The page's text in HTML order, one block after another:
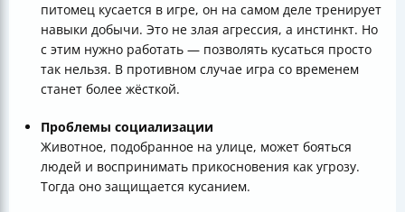
питомец кусается в игре, он на самом деле тренирует
навыки добычи. Это не злая агрессия, а инстинкт. Но
с этим нужно работать — позволять кусаться просто
так нельзя. В противном случае игра со временем
станет более жёсткой.
Проблемы социализации
Животное, подобранное на улице, может бояться
людей и воспринимать прикосновения как угрозу.
Тогда оно защищается кусанием.